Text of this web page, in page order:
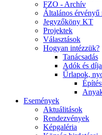
FZO - Archív
Általános érvényű
Jegyzőköny KT
Projektek
Választások
Hogyan intézzük?
Tanácsadás
Adók és
Űrlapok,
Események
Aktuálitások
Rendezvények
Képgaléria